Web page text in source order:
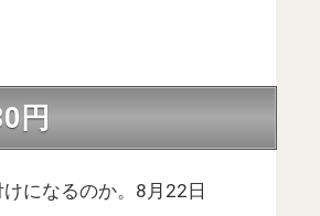
円
になるのか。8月22日